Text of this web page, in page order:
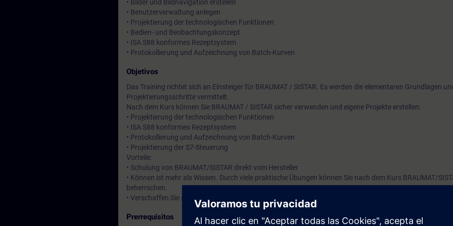
Transparenz, Flexibilität und Qualität. So unterstützt es den
Brauprozess beispielsweise mit einem ISA 88 konformen
Dabei kann der Produktionsfortschritt am Monitor verfolgt, die
• Bilder und Bildnavigation erstellen
• Benutzerverwaltung anlegen
• Projektierung der technologischen Funktionen
• Bedien- und Beobachtungskonzept
• ISA S88 konformes Rezeptsystem
• Protokollierung und Aufzeichnung von Batch-Kurven
Objetivos
Das Training richtet sich an Einsteiger für BRAUMAT / SISTAR. Es werden die elementaren Grundlagen
Projektierungsschritte vermittelt.
Nach dem Kurs können Sie BRAUMAT / SISTAR sicher verwenden und eigene Projekte erstellen:
• Projektierung der technologischen Funktionen
• ISA S88 konformes Rezeptsystem
• Protokollierung und Aufzeichnung von Batch-Kurven
• Projektierung der S7-Steuerung
Vorteile:
• Schulung von BRAUMAT/SISTAR direkt vom Hersteller
• Können ist mehr als Wissen. Durch viele praktische Übungen können Sie nach dem Kurs BRAUMAT/
beherrschen.
• Verschaffen Sie sich einen persönlichen Eindruck über die Leistungsfähigkeit.
Prerrequisitos